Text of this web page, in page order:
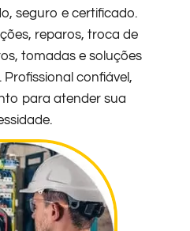
seguro e certificado.
reparos, troca de
tomadas e soluções
Profissional confiável,
para atender sua